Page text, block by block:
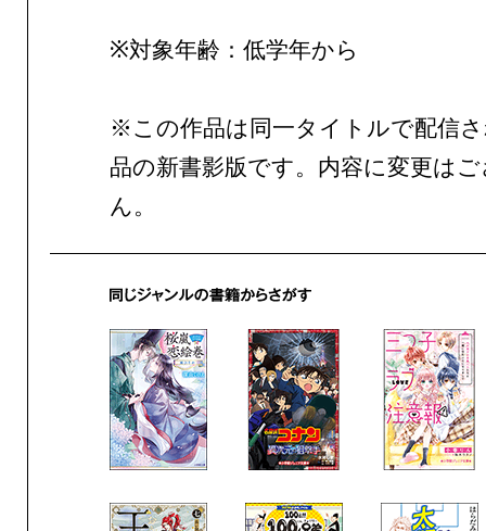
※対象年齢：低学年から
※この作品は同一タイトルで配信
品の新書影版です。内容に変更は
ん。